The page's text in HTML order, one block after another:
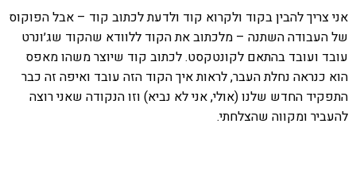
אני צריך להבין בקוד ולקרוא קוד ולדעת לכתוב קוד – אבל הפוקוס
של העבודה השתנה – מלכתוב את הקוד ללוודא שהקוד שג׳ונרט
עובד ועובד בהתאם לקונטקסט. לכתוב קוד שיוצר משהו מאפס
הוא כנראה נחלת העבר, לראות איך הקוד הזה עובד ואיפה זה כבר
התפקיד החדש שלנו (אולי, אני לא נביא) וזו הנקודה שאני רוצה
להעביר ומקווה שהצלחתי.